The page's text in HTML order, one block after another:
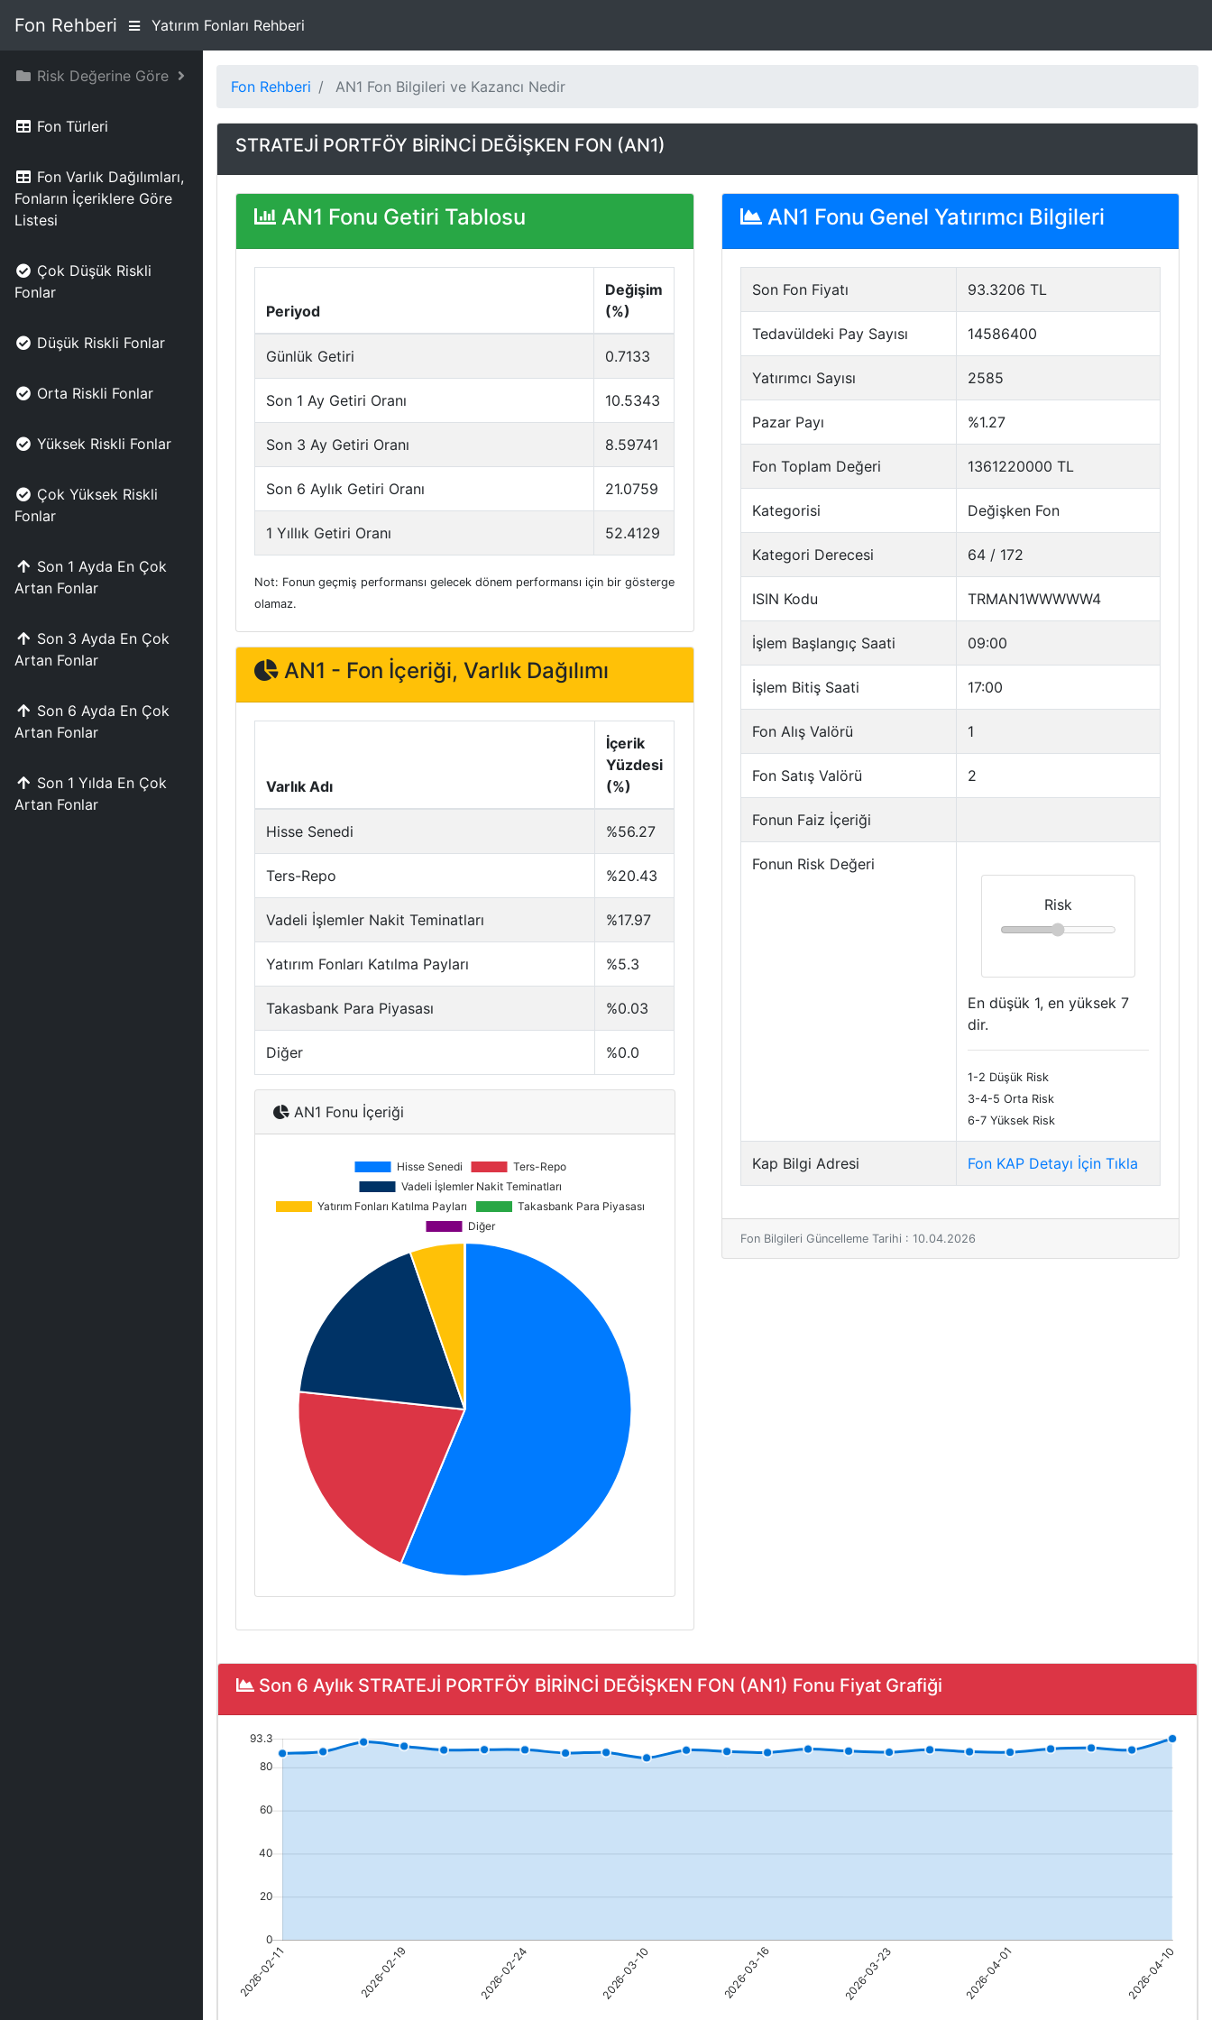
Fon Rehberi Yatırım Fonları Rehberi
Risk Değerine Göre
Fon Türleri
Fon Varlık Dağılımları,
Fonların İçeriklere Göre
Listesi
Çok Düşük Riskli
Fonlar
Düşük Riskli Fonlar
Orta Riskli Fonlar
Yüksek Riskli Fonlar
Çok Yüksek Riskli
Fonlar
Son 1 Ayda En Çok
Artan Fonlar
Son 3 Ayda En Çok
Artan Fonlar
Son 6 Ayda En Çok
Artan Fonlar
Son 1 Yılda En Çok
Artan Fonlar
Fon Rehberi AN1 Fon Bilgileri ve Kazancı Nedir
STRATEJİ PORTFÖY BİRİNCİ DEĞİŞKEN FON (AN1)
AN1 Fonu Getiri Tablosu
Periyod
Değişim
(%)
Günlük Getiri 0.7133
Son 1 Ay Getiri Oranı 10.5343
Son 3 Ay Getiri Oranı 8.59741
Son 6 Aylık Getiri Oranı 21.0759
1 Yıllık Getiri Oranı 52.4129
Not: Fonun geçmiş performansı gelecek dönem performansı için bir gösterge
olamaz.
AN1 - Fon İçeriği, Varlık Dağılımı
Varlık Adı
İçerik
Yüzdesi
(%)
Hisse Senedi %56.27
Ters-Repo %20.43
Vadeli İşlemler Nakit Teminatları %17.97
Yatırım Fonları Katılma Payları %5.3
Takasbank Para Piyasası %0.03
Diğer %0.0
AN1 Fonu İçeriği
AN1 Fonu Genel Yatırımcı Bilgileri
Son Fon Fiyatı 93.3206 TL
Tedavüldeki Pay Sayısı 14586400
Yatırımcı Sayısı 2585
Pazar Payı %1.27
Fon Toplam Değeri 1361220000 TL
Kategorisi Değişken Fon
Kategori Derecesi 64 / 172
ISIN Kodu TRMAN1WWWWW4
İşlem Başlangıç Saati 09:00
İşlem Bitiş Saati 17:00
Fon Alış Valörü 1
Fon Satış Valörü 2
Fonun Faiz İçeriği
Fonun Risk Değeri
Risk
En düşük 1, en yüksek 7
dir.
1-2 Düşük Risk
3-4-5 Orta Risk
6-7 Yüksek Risk
Kap Bilgi Adresi Fon KAP Detayı İçin Tıkla
Fon Bilgileri Güncelleme Tarihi : 10.04.2026
Son 6 Aylık STRATEJİ PORTFÖY BİRİNCİ DEĞİŞKEN FON (AN1) Fonu Fiyat Grafiği